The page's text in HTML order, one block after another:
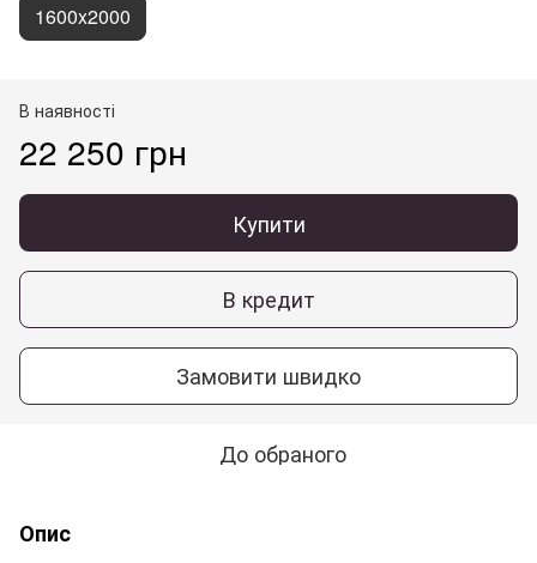
1600x2000
В наявності
22 250 грн
Купити
В кредит
Замовити швидко
До обраного
Опис